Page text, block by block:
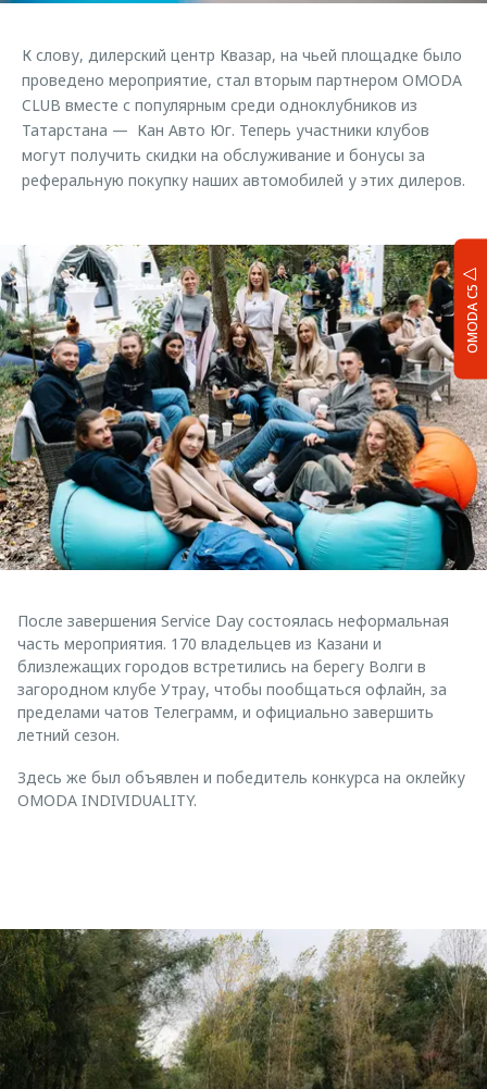
OMODA C5
К слову, дилерский центр Квазар, на чьей площадке было
проведено мероприятие, стал вторым партнером OMODA
CLUB вместе с популярным среди одноклубников из
Татарстана — Кан Авто Юг. Теперь участники клубов
могут получить скидки на обслуживание и бонусы за
реферальную покупку наших автомобилей у этих дилеров.
После завершения Service Day состоялась неформальная
часть мероприятия. 170 владельцев из Казани и
близлежащих городов встретились на берегу Волги в
загородном клубе Утрау, чтобы пообщаться офлайн, за
пределами чатов Телеграмм, и официально завершить
летний сезон.
Здесь же был объявлен и победитель конкурса на оклейку
OMODA INDIVIDUALITY.